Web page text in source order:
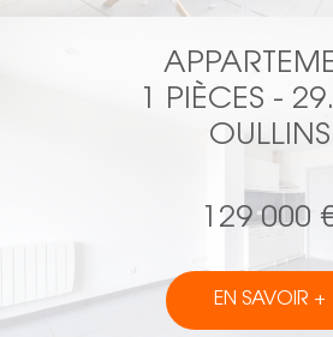
1 PIÈCES -
OULLINS
129 000
EN SAVOIR +